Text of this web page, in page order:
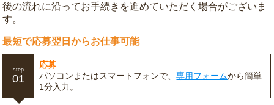
後の流れに沿ってお手続きを進めていただく場合がございま
す。
最短で応募翌日からお仕事可能
step
01
応募
パソコンまたはスマートフォンで、専用フォームから簡単
1分入力。